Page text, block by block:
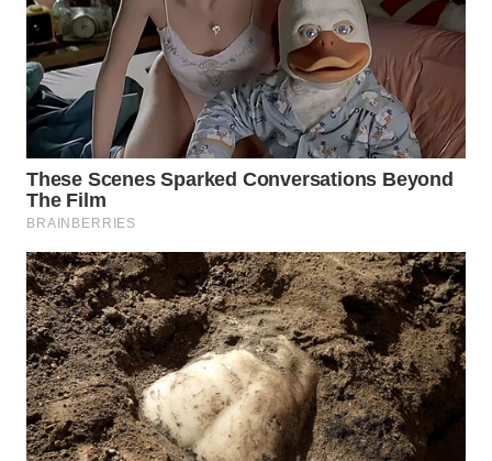
WN
SUKABUMI
WN
PURWAKARTA
WN
PRIANGAN
TIMUR
WN
SEMARANG
WN
SOLO
WN